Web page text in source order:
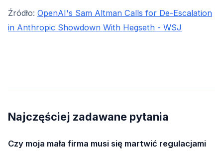
Źródło: OpenAI's Sam Altman Calls for De-Escalation
in Anthropic Showdown With Hegseth - WSJ
Najczęściej zadawane pytania
Czy moja mała firma musi się martwić regulacjami